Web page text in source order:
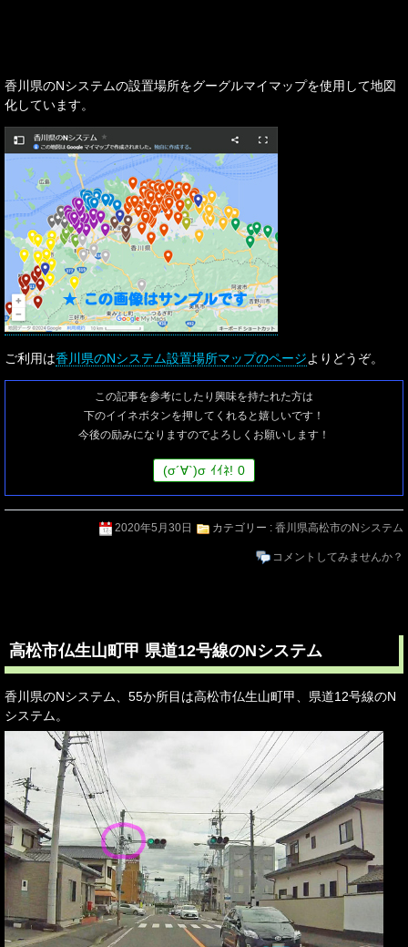
香川県のNシステムの設置場所をグーグルマイマップを使用して地図
化しています。
ご利用は香川県のNシステム設置場所マップのページよりどうぞ。
この記事を参考にしたり興味を持たれた方は
下のイイネボタンを押してくれると嬉しいです！
今後の励みになりますのでよろしくお願いします！
(σ´∀`)σ ｲｲﾈ! 0
2020年5月30日 カテゴリー : 香川県高松市のNシステム
コメントしてみませんか？
高松市仏生山町甲 県道12号線のNシステム
香川県のNシステム、55か所目は高松市仏生山町甲、県道12号線のN
システム。